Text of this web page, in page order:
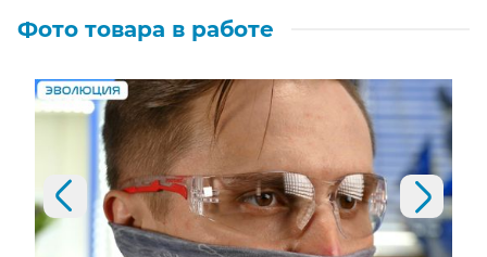
Фото товара в работе
Предыдущий слайд
Следующий слайд